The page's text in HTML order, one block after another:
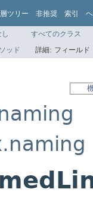
ツリー 非推奨 索引
すべてのクラス
ッド 詳細: フィール